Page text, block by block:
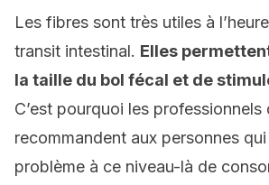
Les fibres sont très utiles à
transit intestinal. Elles
la taille du bol fécal et de
C’est pourquoi les professionnels
recommandent aux personnes
problème à ce niveau-là de